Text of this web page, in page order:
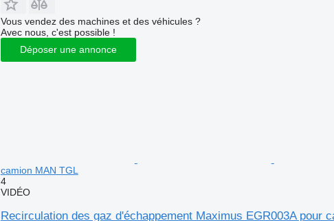
Vous vendez des machines et des véhicules ?
Avec nous, c'est possible !
Déposer une annonce
camion MAN TGL
4
VIDÉO
Recirculation des gaz d'échappement Maximus EGR003A pour